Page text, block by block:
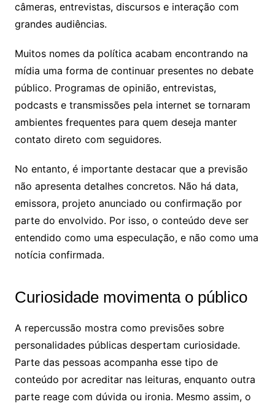
câmeras, entrevistas, discursos e interação com
grandes audiências.
Muitos nomes da política acabam encontrando na
mídia uma forma de continuar presentes no debate
público. Programas de opinião, entrevistas,
podcasts e transmissões pela internet se tornaram
ambientes frequentes para quem deseja manter
contato direto com seguidores.
No entanto, é importante destacar que a previsão
não apresenta detalhes concretos. Não há data,
emissora, projeto anunciado ou confirmação por
parte do envolvido. Por isso, o conteúdo deve ser
entendido como uma especulação, e não como uma
notícia confirmada.
Curiosidade movimenta o público
A repercussão mostra como previsões sobre
personalidades públicas despertam curiosidade.
Parte das pessoas acompanha esse tipo de
conteúdo por acreditar nas leituras, enquanto outra
parte reage com dúvida ou ironia. Mesmo assim, o